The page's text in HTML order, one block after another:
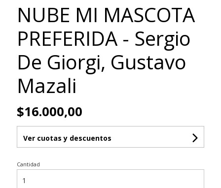
NUBE MI MASCOTA
PREFERIDA - Sergio
De Giorgi, Gustavo
Mazali
$16.000,00
Ver cuotas y descuentos
Cantidad